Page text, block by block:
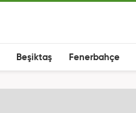
Beşiktaş Fenerbahçe